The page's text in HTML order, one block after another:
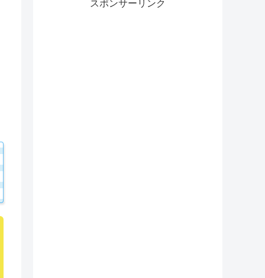
スポンサーリンク